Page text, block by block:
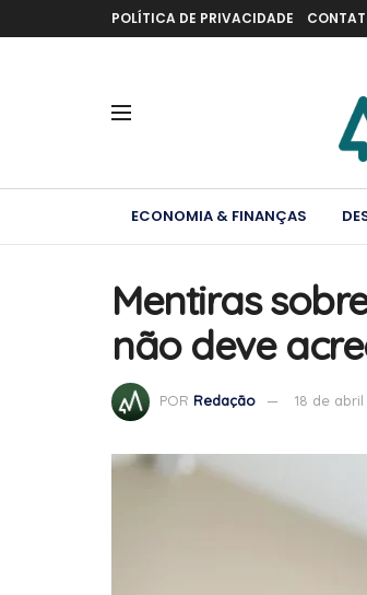
POLÍTICA DE PRIVACIDADE
ECONOMIA & FINANÇAS
Mentiras
não deve
POR Redação 18 de